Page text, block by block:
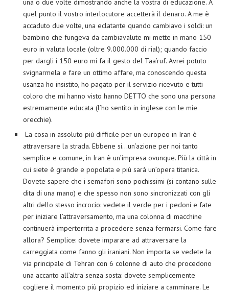
una o due volte dimostrando anche la vostra di educazione. A
quel punto il vostro interlocutore accetterà il denaro. A me è
accaduto due volte, una eclatante quando cambiavo i soldi: un
bambino che fungeva da cambiavalute mi mette in mano 150
euro in valuta locale (oltre 9.000.000 di rial); quando faccio
per dargli i 150 euro mi fa il gesto del Taa’ruf. Avrei potuto
svignarmela e fare un ottimo affare, ma conoscendo questa
usanza ho insistito, ho pagato per il servizio ricevuto e tutti
coloro che mi hanno visto hanno DETTO che sono una persona
estremamente educata (l’ho sentito in inglese con le mie
orecchie).
La cosa in assoluto più difficile per un europeo in Iran è
attraversare la strada. Ebbene si…un’azione per noi tanto
semplice e comune, in Iran è un’impresa ovunque. Più la città in
cui siete è grande e popolata e più sarà un’opera titanica.
Dovete sapere che i semafori sono pochissimi (si contano sulle
dita di una mano) e che spesso non sono sincronizzati con gli
altri dello stesso incrocio: vedete il verde per i pedoni e fate
per iniziare l’attraversamento, ma una colonna di macchine
continuerà imperterrita a procedere senza fermarsi. Come fare
allora? Semplice: dovete imparare ad attraversare la
carreggiata come fanno gli iraniani. Non importa se vedete la
via principale di Tehran con 6 colonne di auto che procedono
una accanto all’altra senza sosta: dovete semplicemente
cogliere il momento più propizio ed iniziare a camminare. Le